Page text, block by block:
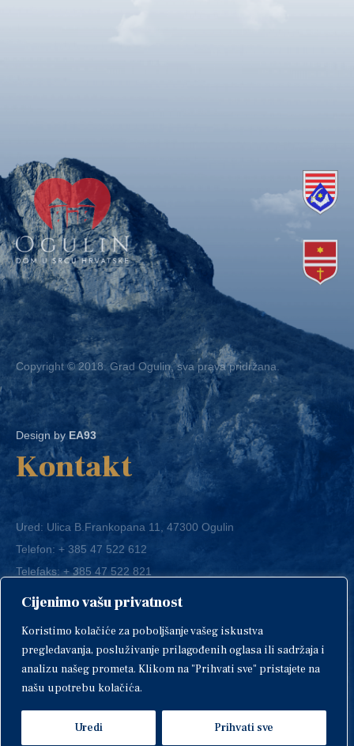
Cijenimo vašu privatnost
Koristimo kolačiće za poboljšanje vašeg iskustva
pregledavanja, posluživanje prilagođenih oglasa ili sadržaja i
analizu našeg prometa. Klikom na "Prihvati sve" pristajete na
našu upotrebu kolačića.
Uredi Prihvati sve
Copyright © 2018. Grad Ogulin, sva prava pridržana.
Design by EA93
Kontakt
Telefon:+ 385 47 522 612
Telefaks:+ 385 47 522 821
E-mail:grad-ogulin@ogulin.hr